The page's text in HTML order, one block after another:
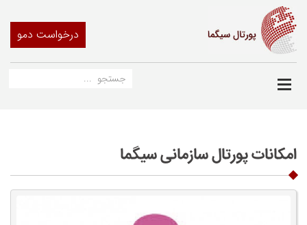
درخواست دمو
امکانات پورتال سازمانی سیگما